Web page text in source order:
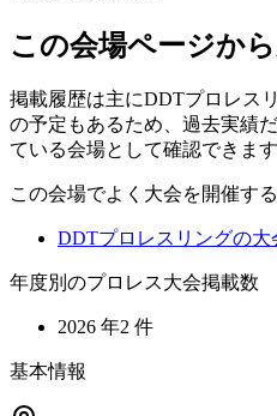
この会場ページか
掲載履歴は主にDDTプロレス
の予定もあるため、過去実績
ている会場として確認できます
この会場でよく大会を開催す
DDTプロレスリングの大
年度別のプロレス大会掲載数
2026 年2 件
基本情報